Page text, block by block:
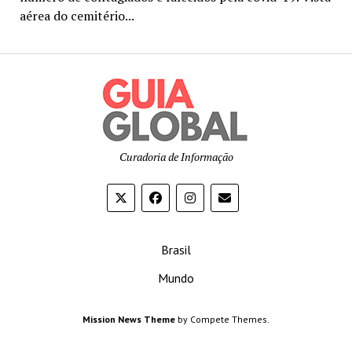
aérea do cemitério...
Curadoria de Informação
Brasil
Mundo
Mission News Theme by Compete Themes.